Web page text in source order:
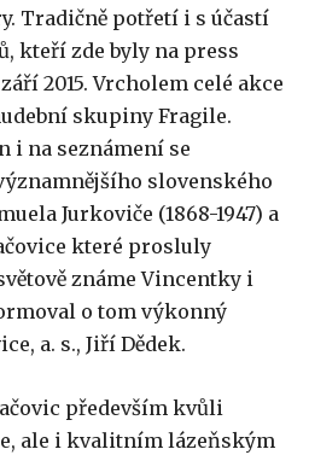
Tradičně potřetí i s účastí
kteří zde byly na press
2015. Vrcholem celé akce
skupiny Fragile.
i na seznámení se
slovenského
Jurkoviče (1868-1947) a
které prosluly
známe Vincentky i
o tom výkonný
a. s., Jiří Dědek.
především kvůli
ale i kvalitním lázeňským